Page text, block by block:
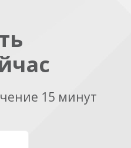
15 минут